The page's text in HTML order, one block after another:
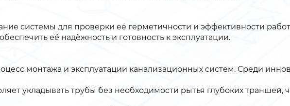
системы для проверки её герметичности и эффективности
её надёжность и готовность к эксплуатации.
монтажа и эксплуатации канализационных систем. Среди
укладывать трубы без необходимости рытья глубоких траншей,